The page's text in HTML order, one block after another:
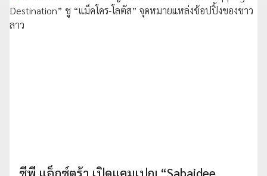
ซีพี แอ็กซ์ตร้า เปิดแคมเปญ “Sabaidee